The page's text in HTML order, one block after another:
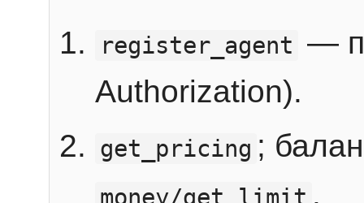
register_agent —
Authorization).
get_pricing ;
.